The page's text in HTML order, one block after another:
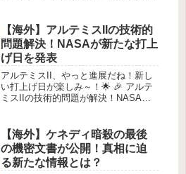
証拠かも？💭✨ By T.K. Randall2025
年2月22日 ...
【海外】アルテミスIIの技術的
問題解決！NASAが新たな打上
げ日を発表
アルテミスII、やっと進展だね！新し
い打上げ日が楽しみ～！🌟 🎉 アルテ
ミスIIの技術的問題が解決！NASAが
Joel Kowsky / (PD) NASA お待...
【海外】ケネディ暗殺の最後
の機密文書が公開！真相に迫
る新たな情報とは？